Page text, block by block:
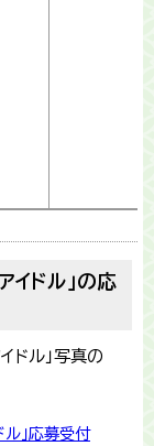
イドル」の応
ドル」写真の
」応募受付